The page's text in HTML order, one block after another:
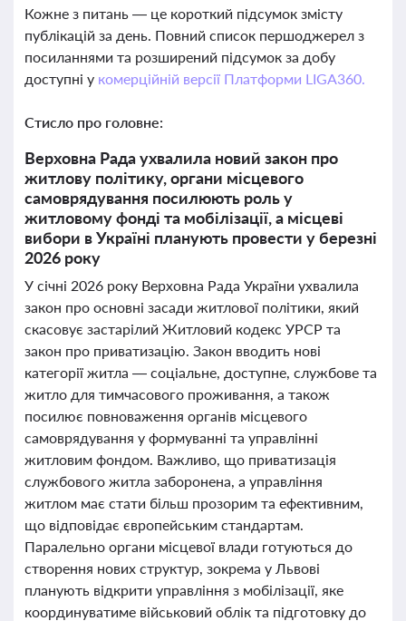
Кожне з питань — це короткий підсумок змісту
публікацій за день. Повний список першоджерел з
посиланнями та розширений підсумок за добу
доступні у комерційній версії Платформи LIGA360.
Стисло про головне:
Верховна Рада ухвалила новий закон про
житлову політику, органи місцевого
самоврядування посилюють роль у
житловому фонді та мобілізації, а місцеві
вибори в Україні планують провести у березні
2026 року
У січні 2026 року Верховна Рада України ухвалила
закон про основні засади житлової політики, який
скасовує застарілий Житловий кодекс УРСР та
закон про приватизацію. Закон вводить нові
категорії житла — соціальне, доступне, службове та
житло для тимчасового проживання, а також
посилює повноваження органів місцевого
самоврядування у формуванні та управлінні
житловим фондом. Важливо, що приватизація
службового житла заборонена, а управління
житлом має стати більш прозорим та ефективним,
що відповідає європейським стандартам.
Паралельно органи місцевої влади готуються до
створення нових структур, зокрема у Львові
планують відкрити управління з мобілізації, яке
координуватиме військовий облік та підготовку до